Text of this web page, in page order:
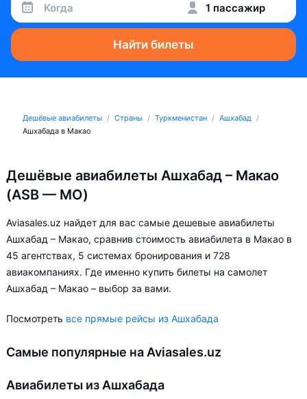
Когда 1 пассажир
Найти билеты
Дешёвые авиабилеты Страны Туркменистан
Ашхабад
Ашхабада в Макао
Дешёвые авиабилеты Ашхабад – Макао
(ASB — MO)
Aviasales.uz найдет для вас самые дешевые авиабилеты
Ашхабад – Макао, сравнив стоимость авиабилета в Макао в
45 агентствах, 5 системах бронирования и 728
авиакомпаниях. Где именно купить билеты на самолет
Ашхабад – Макао – выбор за вами.
Посмотреть все прямые рейсы из Ашхабада
Самые популярные на Aviasales.uz
Авиабилеты из Ашхабада